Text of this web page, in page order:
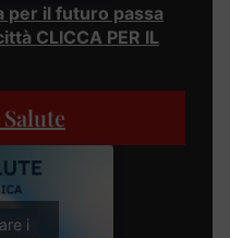
per il futuro passa
CLICCA PER IL
i